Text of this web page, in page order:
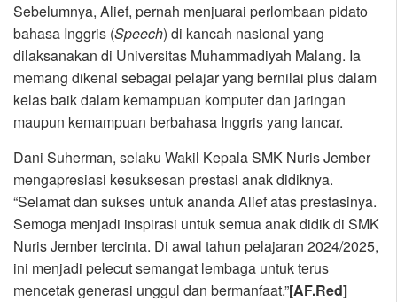
Sebelumnya, Alief, pernah menjuarai perlombaan pidato
bahasa Inggris (Speech) di kancah nasional yang
dilaksanakan di Universitas Muhammadiyah Malang. Ia
memang dikenal sebagai pelajar yang bernilai plus dalam
kelas baik dalam kemampuan komputer dan jaringan
maupun kemampuan berbahasa Inggris yang lancar.
Dani Suherman, selaku Wakil Kepala SMK Nuris Jember
mengapresiasi kesuksesan prestasi anak didiknya.
“Selamat dan sukses untuk ananda Alief atas prestasinya.
Semoga menjadi inspirasi untuk semua anak didik di SMK
Nuris Jember tercinta. Di awal tahun pelajaran 2024/2025,
ini menjadi pelecut semangat lembaga untuk terus
mencetak generasi unggul dan bermanfaat.”[AF.Red]